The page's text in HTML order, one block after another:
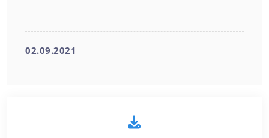
02.09.2021